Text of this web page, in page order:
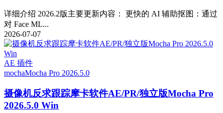
详细介绍 2026.2版主要更新内容： 更快的 AI 辅助抠图：通过
对 Face ML...
2026-07-07
AE 插件
mochaMocha Pro 2026.5.0
摄像机反求跟踪摩卡软件AE/PR/独立版Mocha Pro
2026.5.0 Win